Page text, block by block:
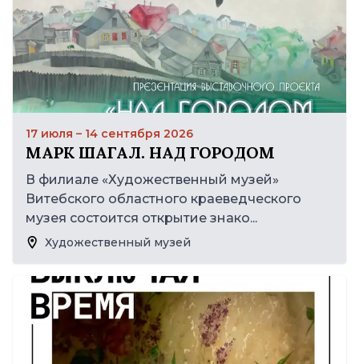
17 июля – 14 сентября 2026
МАРК ШАГАЛ. НАД ГОРОДОМ
В филиале «Художественный музей»
Витебского областного краеведческого
музея состоится открытие знако...
Художественный музей